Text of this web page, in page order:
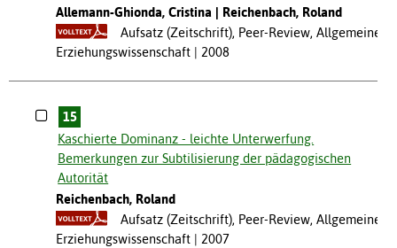
Allemann-Ghionda, Cristina
Reichenbach, Roland
Aufsatz (Zeitschrift), Peer-Review, Allgemeine
Erziehungswissenschaft
2008
15
Kaschierte Dominanz - leichte Unterwerfung.
Bemerkungen zur Subtilisierung der pädagogischen
Autorität
Reichenbach, Roland
Aufsatz (Zeitschrift), Peer-Review, Allgemeine
Erziehungswissenschaft
2007